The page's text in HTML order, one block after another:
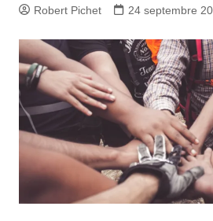
Robert Pichet 24 septembre